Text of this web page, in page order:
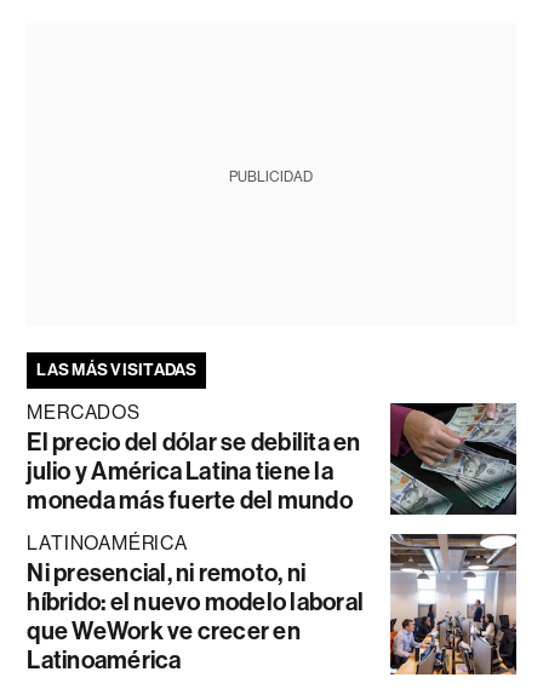
PUBLICIDAD
LAS MÁS VISITADAS
MERCADOS
El precio del dólar se debilita en
julio y América Latina tiene la
moneda más fuerte del mundo
LATINOAMÉRICA
Ni presencial, ni remoto, ni
híbrido: el nuevo modelo laboral
que WeWork ve crecer en
Latinoamérica